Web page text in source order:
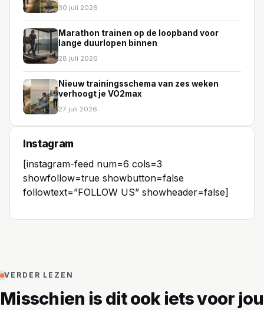
30 juli 2026
Marathon trainen op de loopband voor
lange duurlopen binnen
28 juli 2026
Nieuw trainingsschema van zes weken
verhoogt je VO2max
27 juli 2026
Instagram
[instagram-feed num=6 cols=3
showfollow=true showbutton=false
followtext=”FOLLOW US” showheader=false]
VERDER LEZEN
Misschien is dit ook iets voor jou